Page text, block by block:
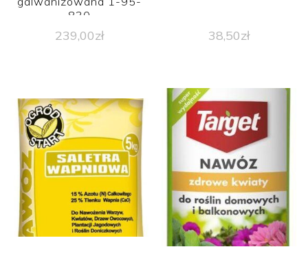
830
239,00zł 38,50zł